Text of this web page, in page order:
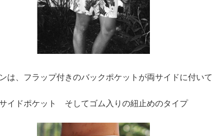
は、フラップ付きのバックポケットが両サイドに付いて
イドポケット そしてゴム入りの紐止めのタイプ